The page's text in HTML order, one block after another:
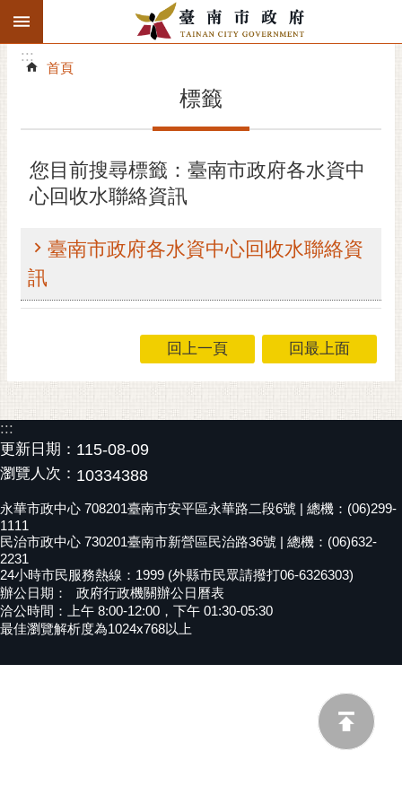
跳到主要內容區塊
搜
階
精彩府城
市府動態
市府團隊
主題服務
市民互動
黃
偉
哲
螢
光
花
泉
桐
花
祭
:::
:::
首頁
標籤
您目前搜尋標籤：臺南市政府各水資中
心回收水聯絡資訊
臺南市政府各水資中心回收水聯絡資
訊
回上一頁 回最上面
:::
更新日期： 115-08-09
瀏覽人次： 10334388
永華市政中心 708201臺南市安平區永華路二段6號 | 總機：(06)299-
1111
民治市政中心 730201臺南市新營區民治路36號 | 總機：(06)632-
2231
24小時市民服務熱線：1999 (外縣市民眾請撥打06-6326303)
辦公日期：
政府行政機關辦公日曆表
洽公時間：上午 8:00-12:00，下午 01:30-05:30
最佳瀏覽解析度為1024x768以上